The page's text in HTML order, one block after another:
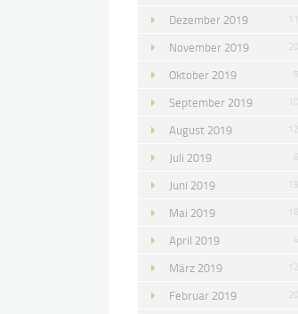
Dezember 2019
November 2019
Oktober 2019
September 2019
August 2019
Juli 2019
Juni 2019
Mai 2019
April 2019
März 2019
Februar 2019